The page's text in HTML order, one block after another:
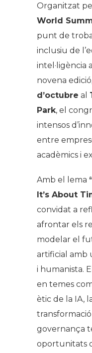
Organitzat
World
punt de
inclusiu de
intel·ligència
novena
d’octubre al
Park, el
intensos
entre
acadèmics i
Amb el lema
It’s About
convidat a
afrontar els
modelar el
artificial amb
i humanista.
en temes
ètic de la IA,
transformació
governança
oportunitats